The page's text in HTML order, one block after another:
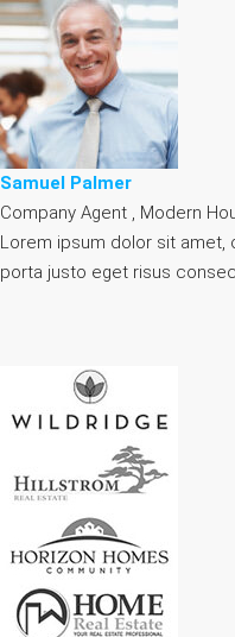
Samuel Palmer
Company Agent , Modern
Lorem ipsum dolor sit amet,
porta justo eget risus